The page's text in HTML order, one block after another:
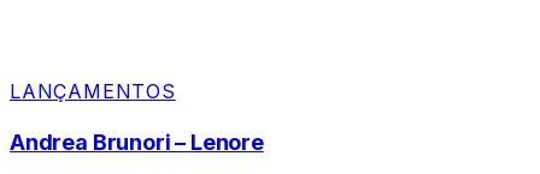
LANÇAMENTOS
Andrea Brunori – Lenore